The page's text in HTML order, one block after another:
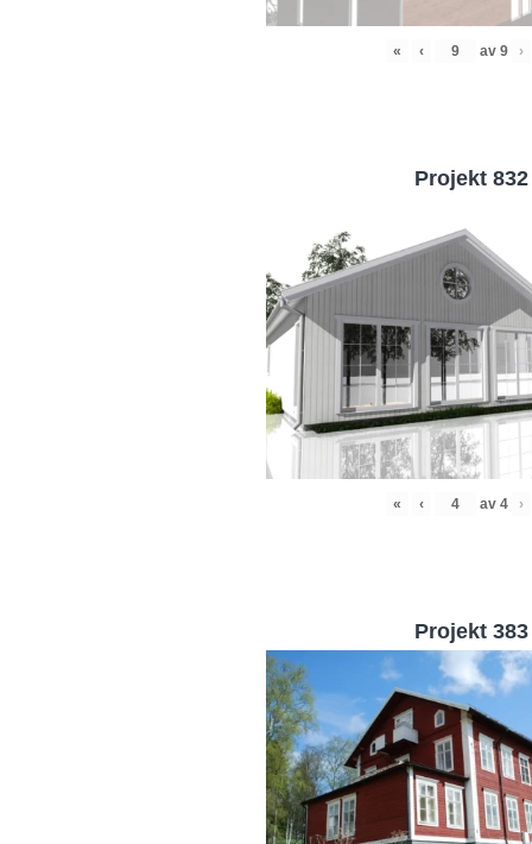
« ‹ av 9 ›
Projekt 832
« ‹ av 4 ›
Projekt 383